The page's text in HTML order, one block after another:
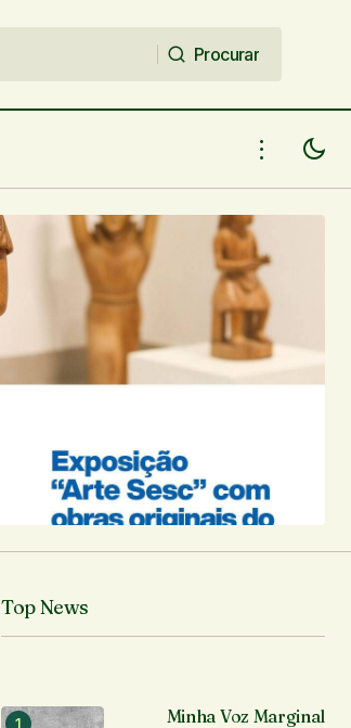
Procurar
AGORA QUE PULAMOS SETE ONDAS E
O CARNAVAL VAI COMEÇAR…
Top News
Minha Voz Marginal